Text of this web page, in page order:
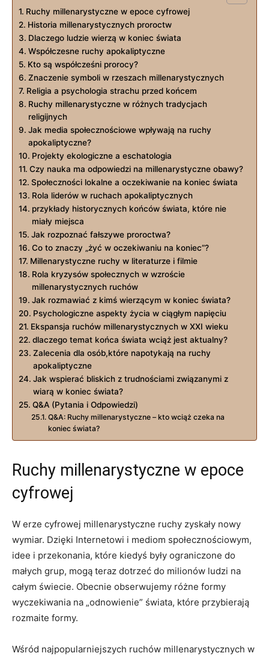
Ruchy millenarystyczne​ w epoce cyfrowej
Historia millenarystycznych proroctw
Dlaczego ludzie wierzą w koniec świata
Współczesne⁣ ruchy ⁤apokaliptyczne
Kto są współcześni prorocy?
Znaczenie symboli⁣ w​ rzeszach millenarystycznych
Religia a ⁢psychologia strachu przed końcem
Ruchy millenarystyczne w różnych tradycjach
religijnych
Jak media społecznościowe wpływają na ruchy
apokaliptyczne?
Projekty ekologiczne a eschatologia
Czy nauka ma odpowiedzi⁢ na millenarystyczne obawy?
Społeczności lokalne a oczekiwanie⁢ na koniec świata
Rola liderów w ​ruchach apokaliptycznych
przykłady historycznych końców świata, które nie
miały‍ miejsca
Jak​ rozpoznać fałszywe proroctwa?
Co to znaczy „żyć⁢ w oczekiwaniu na ⁢koniec”?
Millenarystyczne ruchy w literaturze i filmie
Rola kryzysów społecznych w wzroście
millenarystycznych ruchów
Jak rozmawiać⁣ z kimś wierzącym w koniec świata?
Psychologiczne aspekty​ życia w ciągłym ⁣napięciu
Ekspansja ruchów millenarystycznych w XXI wieku
dlaczego​ temat końca świata wciąż jest aktualny?
Zalecenia ⁤dla osób,które ‍napotykają na ruchy
apokaliptyczne
Jak wspierać ‌bliskich z trudnościami ‍związanymi ⁤z
wiarą w koniec świata?
Q&A (Pytania​ i‌ Odpowiedzi)
Q&A: Ruchy millenarystyczne –‌ kto⁣ wciąż czeka na
koniec świata?
Ruchy millenarystyczne​ w epoce
cyfrowej
W erze cyfrowej millenarystyczne ruchy zyskały ​nowy
wymiar. Dzięki Internetowi ⁤i mediom ‍społecznościowym,​
idee i⁣ przekonania, które kiedyś‍ były ‍ograniczone do
małych grup, mogą teraz dotrzeć do milionów ludzi na⁢
całym świecie. Obecnie obserwujemy różne formy
wyczekiwania ‍na ‌„odnowienie” świata, które przybierają ​
rozmaite formy.
Wśród najpopularniejszych ruchów millenarystycznych w